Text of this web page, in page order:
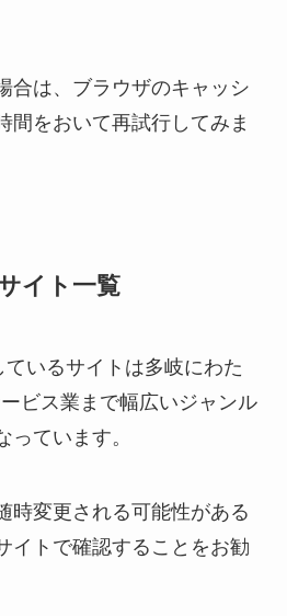
合は、ブラウザのキャッシ
間をおいて再試行してみま
イト一覧
いるサイトは多岐にわた
ビス業まで幅広いジャンル
っています。
時変更される可能性がある
イトで確認することをお勧